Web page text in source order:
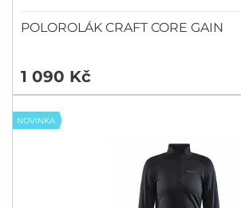
POLOROLÁK CRAFT CORE GAIN
1 090 Kč
NOVINKA